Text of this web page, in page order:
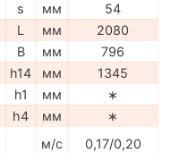
s мм
54
L мм
2080
B мм
796
h14 мм
1345
h1 мм
∗
h4 мм
∗
м/с
0,17/0,20